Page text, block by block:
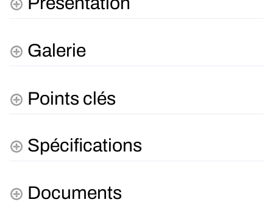
Galerie
Points clés
Spécifications
Documents